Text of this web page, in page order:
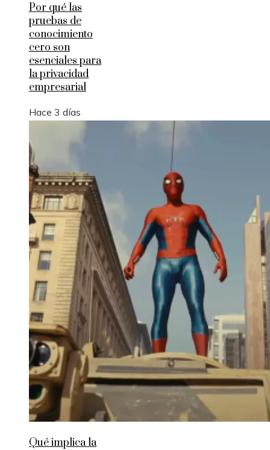
Por qué las
pruebas de
conocimiento
cero son
esenciales para
la privacidad
empresarial
Hace 3 días
Qué implica la